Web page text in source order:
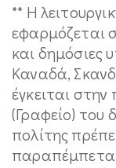
** Η
εφαρμόζεται
και δημόσιες
Καναδά,
έγκειται
(Γραφείο) του
πολίτης